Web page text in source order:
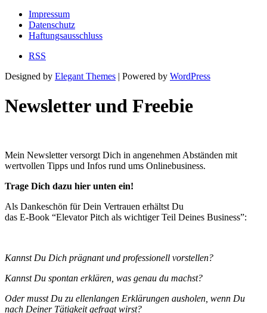
Impressum
Datenschutz
Haftungsausschluss
RSS
Designed by Elegant Themes | Powered by WordPress
Newsletter und Freebie
Mein Newsletter versorgt Dich in angenehmen Abständen mit
wertvollen Tipps und Infos rund ums Onlinebusiness.
Trage Dich dazu hier unten ein!
Als Dankeschön für Dein Vertrauen erhältst Du
das E-Book “Elevator Pitch als wichtiger Teil Deines Business”:
Kannst Du Dich prägnant und professionell vorstellen?
Kannst Du spontan erklären, was genau du machst?
Oder musst Du zu ellenlangen Erklärungen ausholen, wenn Du
nach Deiner Tätigkeit gefragt wirst?